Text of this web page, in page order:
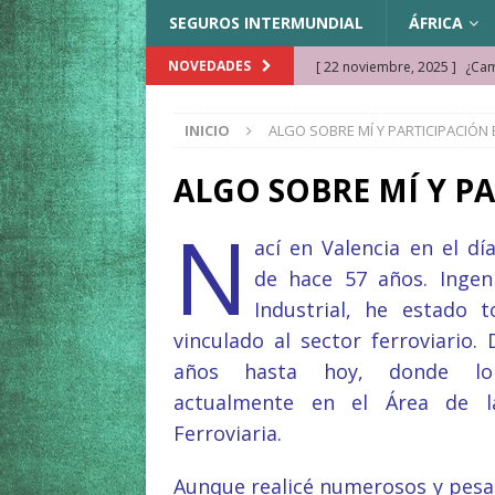
SEGUROS INTERMUNDIAL ÁFRICA
NOVEDADES [ 22 noviembre, 2025 ]
[ 9 octubre, 2025 ]
[ 27 septiembre, 2025 ]
[ 15 marzo, 2026 ] Ela
[ 6 diciembre, 2025 ]
KAZAJISTÁN
INICIO ALGO SOBRE MÍ Y PARTICIPACIÓN
ALGO SOBRE MÍ Y
N
ací en Valencia en el
de hace 57 años.
Industrial, he estado
vinculado al sector ferroviario.
años hasta hoy, donde lo
actualmente en el Área de
Ferroviaria.
Aunque realicé numerosos y